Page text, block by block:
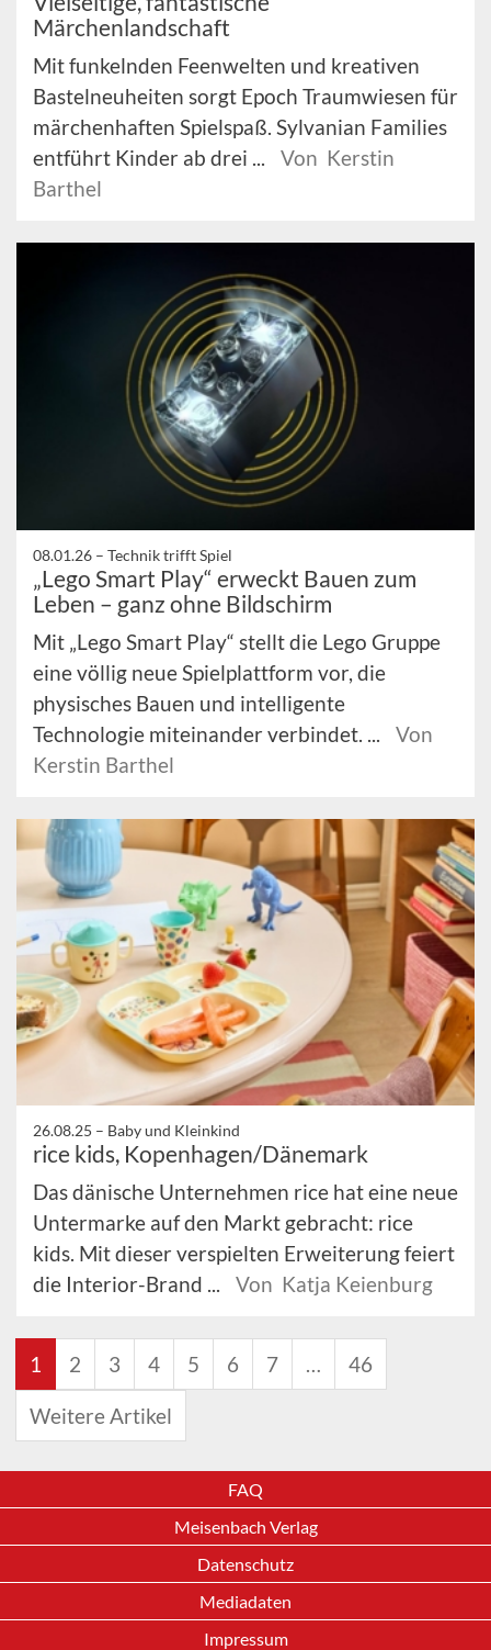
Märchenlandschaft
Mit funkelnden Feenwelten und kreativen
Bastelneuheiten sorgt Epoch Traumwiesen für
märchenhaften Spielspaß. Sylvanian Families
entführt Kinder ab drei ...
Von Kerstin
Barthel
08.01.26 – Technik trifft Spiel
„Lego Smart Play“ erweckt Bauen zum
Leben – ganz ohne Bildschirm
Mit „Lego Smart Play“ stellt die Lego Gruppe
eine völlig neue Spielplattform vor, die
physisches Bauen und intelligente
Technologie miteinander verbindet. ...
Von
Kerstin Barthel
26.08.25 – Baby und Kleinkind
rice kids, Kopenhagen/Dänemark
Das dänische Unternehmen rice hat eine neue
Untermarke auf den Markt gebracht: rice
kids. Mit dieser verspielten Erweiterung feiert
die Interior-Brand ...
Von Katja Keienburg
1 2 3 4 5 6 7 … 46
Weitere Artikel
FAQ
Meisenbach Verlag
Datenschutz
Mediadaten
Impressum